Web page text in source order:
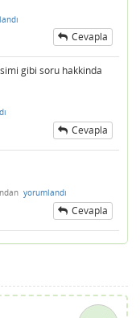
Cevapla
gibi soru hakkinda
Cevapla
yorumlandı
Cevapla